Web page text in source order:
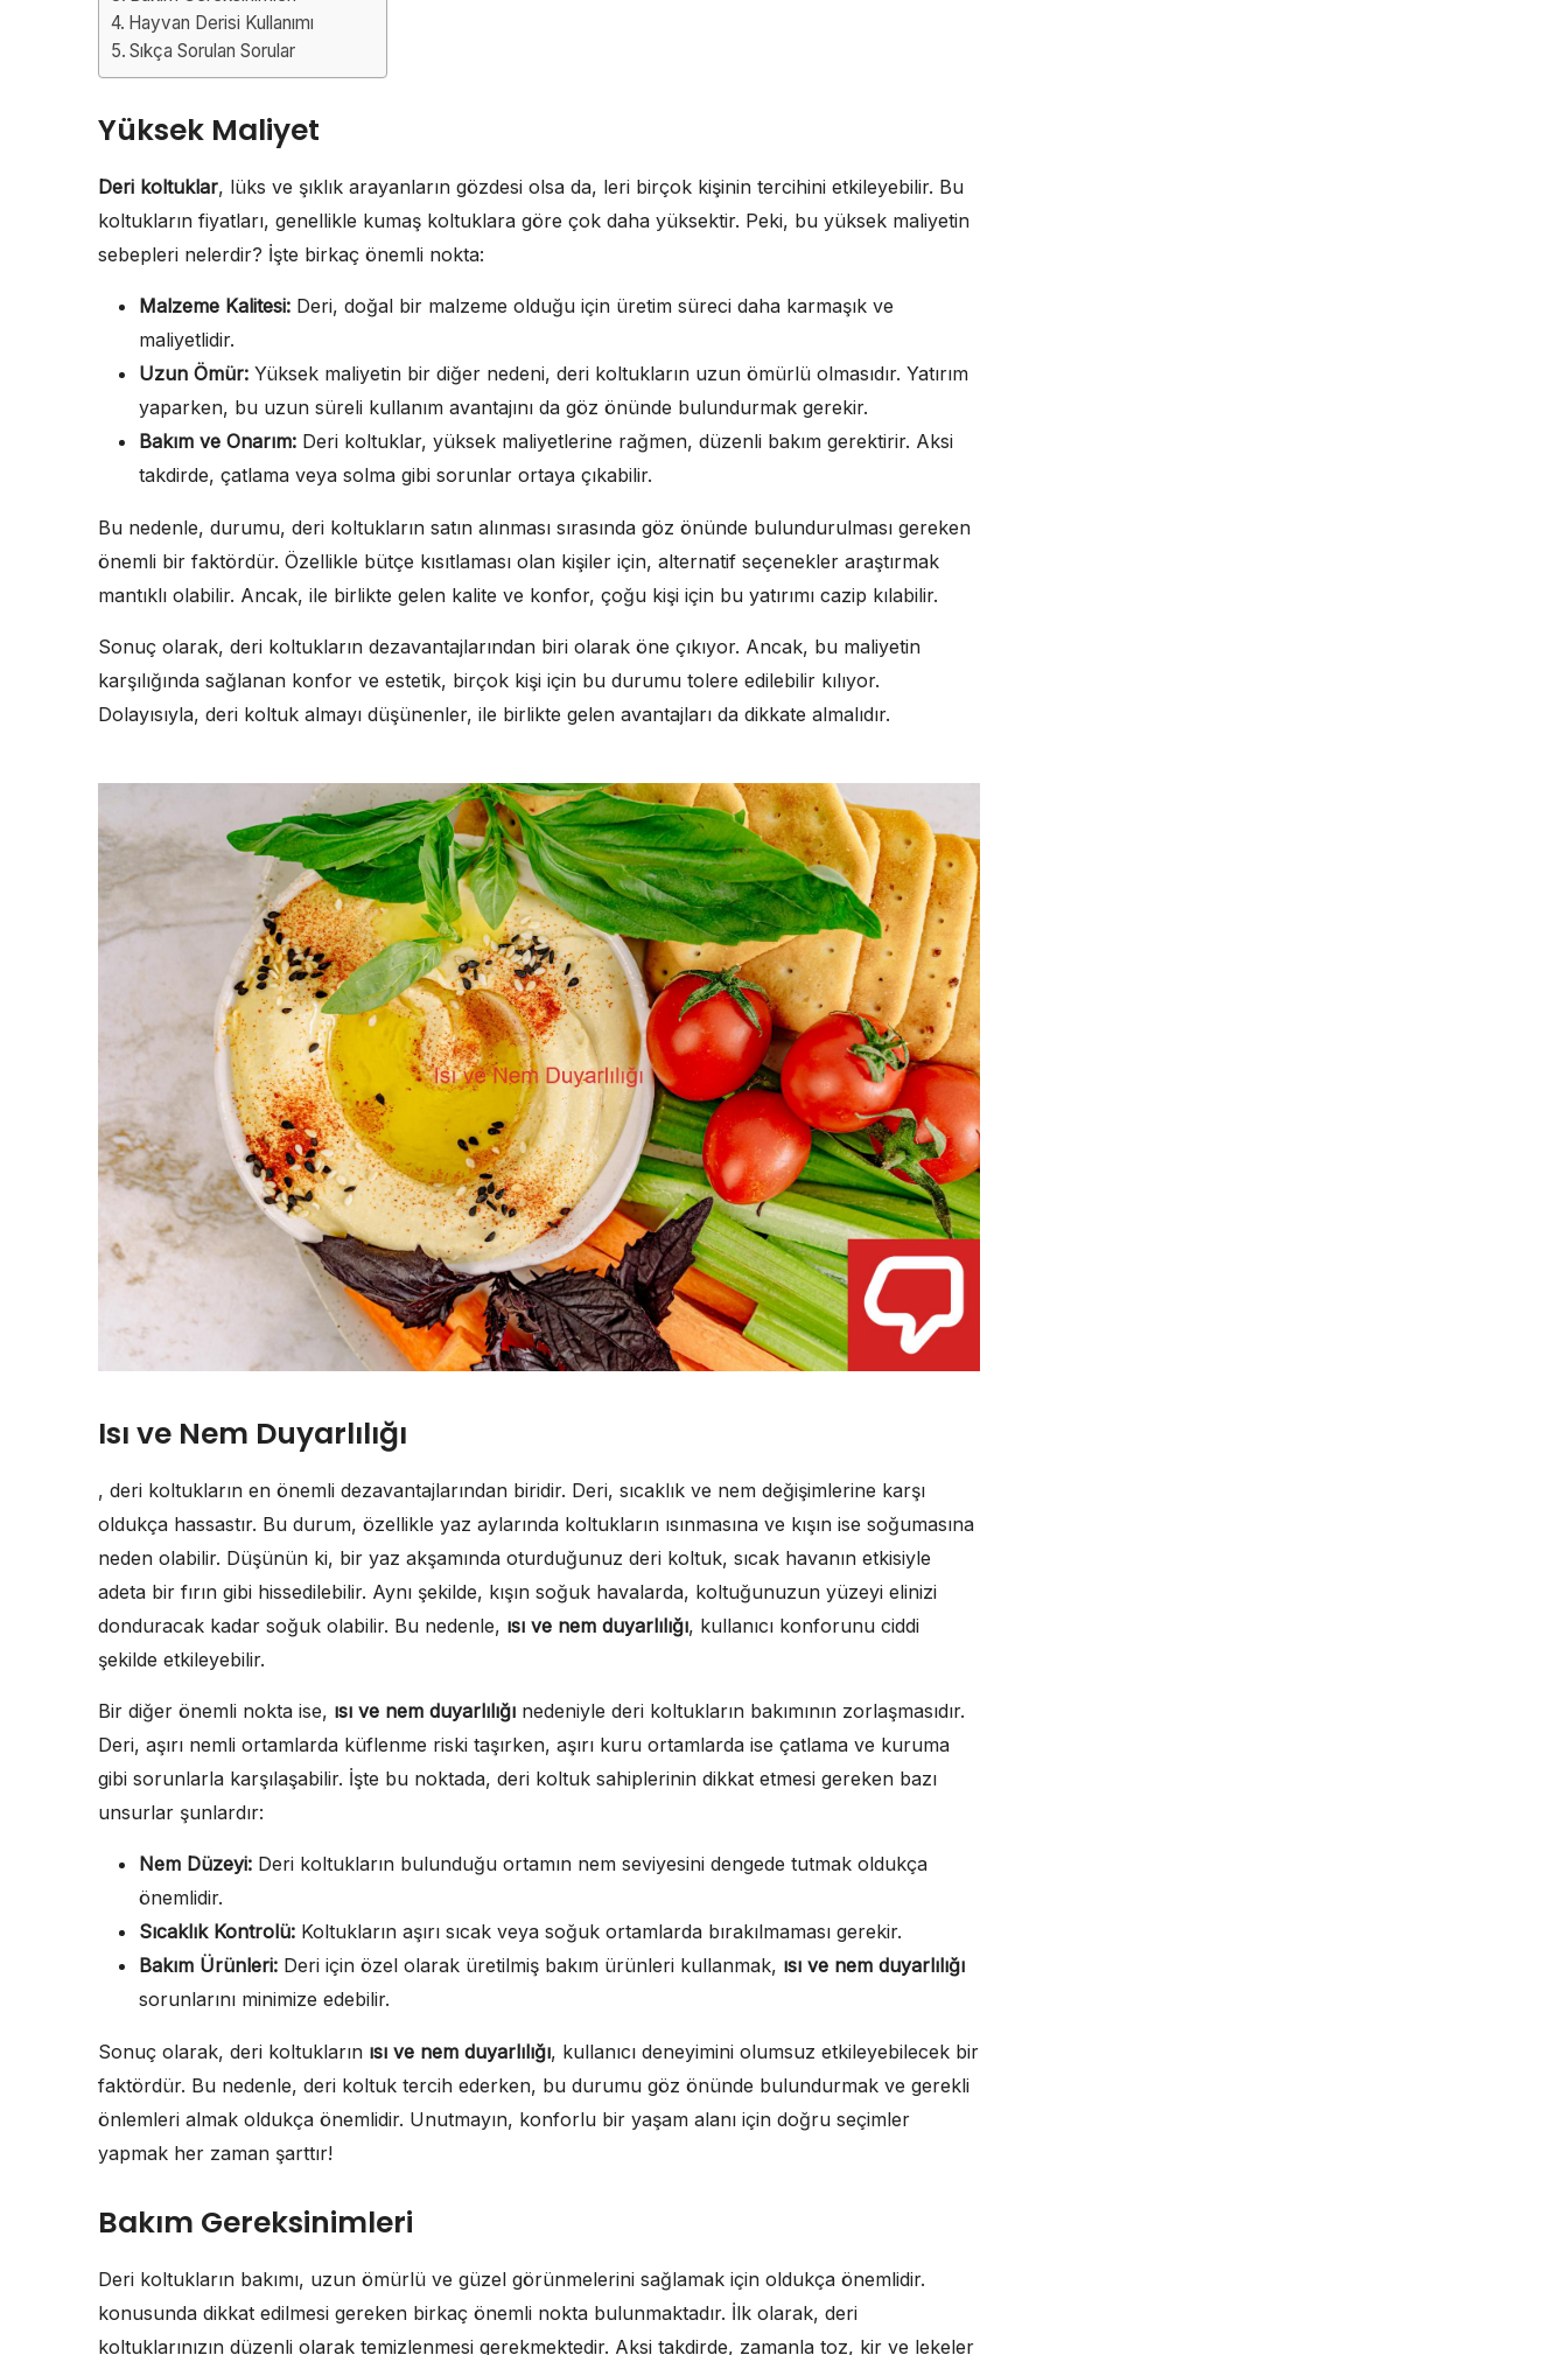
Hayvan Derisi Kullanımı
Sıkça Sorulan Sorular
Yüksek Maliyet
Deri koltuklar, lüks ve şıklık arayanların gözdesi olsa da, leri birçok kişinin tercihini etkileyebilir. Bu
koltukların fiyatları, genellikle kumaş koltuklara göre çok daha yüksektir. Peki, bu yüksek maliyetin
sebepleri nelerdir? İşte birkaç önemli nokta:
Malzeme Kalitesi: Deri, doğal bir malzeme olduğu için üretim süreci daha karmaşık ve
maliyetlidir.
Uzun Ömür: Yüksek maliyetin bir diğer nedeni, deri koltukların uzun ömürlü olmasıdır. Yatırım
yaparken, bu uzun süreli kullanım avantajını da göz önünde bulundurmak gerekir.
Bakım ve Onarım: Deri koltuklar, yüksek maliyetlerine rağmen, düzenli bakım gerektirir. Aksi
takdirde, çatlama veya solma gibi sorunlar ortaya çıkabilir.
Bu nedenle, durumu, deri koltukların satın alınması sırasında göz önünde bulundurulması gereken
önemli bir faktördür. Özellikle bütçe kısıtlaması olan kişiler için, alternatif seçenekler araştırmak
mantıklı olabilir. Ancak, ile birlikte gelen kalite ve konfor, çoğu kişi için bu yatırımı cazip kılabilir.
Sonuç olarak, deri koltukların dezavantajlarından biri olarak öne çıkıyor. Ancak, bu maliyetin
karşılığında sağlanan konfor ve estetik, birçok kişi için bu durumu tolere edilebilir kılıyor.
Dolayısıyla, deri koltuk almayı düşünenler, ile birlikte gelen avantajları da dikkate almalıdır.
Isı ve Nem Duyarlılığı
, deri koltukların en önemli dezavantajlarından biridir. Deri, sıcaklık ve nem değişimlerine karşı
oldukça hassastır. Bu durum, özellikle yaz aylarında koltukların ısınmasına ve kışın ise soğumasına
neden olabilir. Düşünün ki, bir yaz akşamında oturduğunuz deri koltuk, sıcak havanın etkisiyle
adeta bir fırın gibi hissedilebilir. Aynı şekilde, kışın soğuk havalarda, koltuğunuzun yüzeyi elinizi
donduracak kadar soğuk olabilir. Bu nedenle, ısı ve nem duyarlılığı, kullanıcı konforunu ciddi
şekilde etkileyebilir.
Bir diğer önemli nokta ise, ısı ve nem duyarlılığı nedeniyle deri koltukların bakımının zorlaşmasıdır.
Deri, aşırı nemli ortamlarda küflenme riski taşırken, aşırı kuru ortamlarda ise çatlama ve kuruma
gibi sorunlarla karşılaşabilir. İşte bu noktada, deri koltuk sahiplerinin dikkat etmesi gereken bazı
unsurlar şunlardır:
Nem Düzeyi: Deri koltukların bulunduğu ortamın nem seviyesini dengede tutmak oldukça
önemlidir.
Sıcaklık Kontrolü: Koltukların aşırı sıcak veya soğuk ortamlarda bırakılmaması gerekir.
Bakım Ürünleri: Deri için özel olarak üretilmiş bakım ürünleri kullanmak, ısı ve nem duyarlılığı
sorunlarını minimize edebilir.
Sonuç olarak, deri koltukların ısı ve nem duyarlılığı, kullanıcı deneyimini olumsuz etkileyebilecek bir
faktördür. Bu nedenle, deri koltuk tercih ederken, bu durumu göz önünde bulundurmak ve gerekli
önlemleri almak oldukça önemlidir. Unutmayın, konforlu bir yaşam alanı için doğru seçimler
yapmak her zaman şarttır!
Bakım Gereksinimleri
Deri koltukların bakımı, uzun ömürlü ve güzel görünmelerini sağlamak için oldukça önemlidir.
konusunda dikkat edilmesi gereken birkaç önemli nokta bulunmaktadır. İlk olarak, deri
koltuklarınızın düzenli olarak temizlenmesi gerekmektedir. Aksi takdirde, zamanla toz, kir ve lekeler